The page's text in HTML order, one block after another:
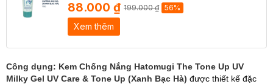
88.000 ₫ 199.000 ₫ 56%
Xem thêm
Công dụng: Kem Chống Nắng Hatomugi The Tone Up UV
Milky Gel UV Care & Tone Up (Xanh Bạc Hà) được thiết kế đặc